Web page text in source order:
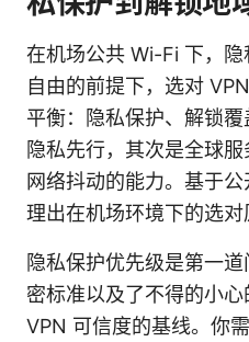
在机场公共 Wi-Fi 下，
自由的前提下，选对
平衡：隐私保护、解锁覆
隐私先行，其次是全球
网络抖动的能力。基于
理出在机场环境下的选对
隐私保护优先级是第一
密标准以及了不得的小
VPN 可信度的基线。你